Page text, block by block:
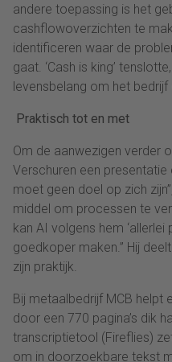
andere toepassing is het
cashflowoverzichten te
identificeren waar de
gaat. ‘Cash is king’
levensbelang om het
Praktisch tot en met
Om de aanwezigen verder
Verschuren een presentatie
moet geen doel op zich
middel om processen te
kan AI volgens hem
goedkoper maken.” Hij
zijn praktijk.
Bij metaalbedrijf MCB helpt
door een 770 pagina’s dik
transcriptietool (Fireflies)
om in doorzoekbare tekst